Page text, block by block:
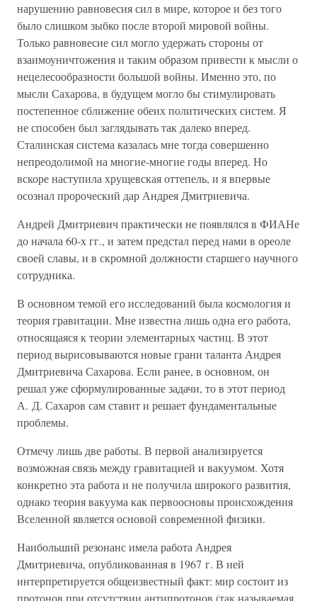
нарушению равновесия сил в мире, которое и без того
было слишком зыбко после второй мировой войны.
Только равновесие сил могло удержать стороны от
взаимоуничтожения и таким образом привести к мысли о
нецелесообразности большой войны. Именно это, по
мысли Сахарова, в будущем могло бы стимулировать
постепенное сближение обеих политических систем. Я
не способен был заглядывать так далеко вперед.
Сталинская система казалась мне тогда совершенно
непреодолимой на многие-многие годы вперед. Но
вскоре наступила хрущевская оттепель, и я впервые
осознал пророческий дар Андрея Дмитриевича.
Андрей Дмитриевич практически не появлялся в ФИАНе
до начала 60-х гг., и затем предстал перед нами в ореоле
своей славы, и в скромной должности старшего научного
сотрудника.
В основном темой его исследований была космология и
теория гравитации. Мне известна лишь одна его работа,
относящаяся к теории элементарных частиц. В этот
период вырисовываются новые грани таланта Андрея
Дмитриевича Сахарова. Если ранее, в основном, он
решал уже сформулированные задачи, то в этот период
А. Д. Сахаров сам ставит и решает фундаментальные
проблемы.
Отмечу лишь две работы. В первой анализируется
возможная связь между гравитацией и вакуумом. Хотя
конкретно эта работа и не получила широкого развития,
однако теория вакуума как первоосновы происхождения
Вселенной является основой современной физики.
Наибольший резонанс имела работа Андрея
Дмитриевича, опубликованная в 1967 г. В ней
интерпретируется общеизвестный факт: мир состоит из
протонов при отсутствии антипротонов (так называемая